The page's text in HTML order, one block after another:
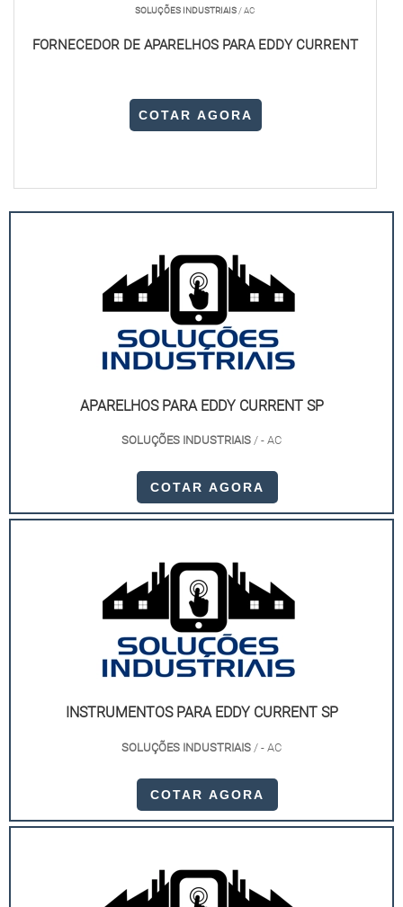
SOLUÇÕES INDUSTRIAIS/ AC
FORNECEDOR DE APARELHOS PARA EDDY CURRENT
COTAR AGORA
APARELHOS PARA EDDY CURRENT SP
SOLUÇÕES INDUSTRIAIS / - AC
COTAR AGORA
INSTRUMENTOS PARA EDDY CURRENT SP
SOLUÇÕES INDUSTRIAIS / - AC
COTAR AGORA